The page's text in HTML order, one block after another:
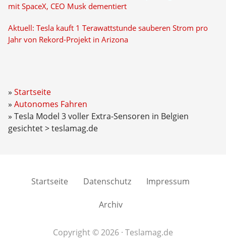
mit SpaceX, CEO Musk dementiert
Aktuell: Tesla kauft 1 Terawattstunde sauberen Strom pro
Jahr von Rekord-Projekt in Arizona
Startseite
Autonomes Fahren
Tesla Model 3 voller Extra-Sensoren in Belgien
gesichtet > teslamag.de
Startseite Datenschutz Impressum
Archiv
Copyright © 2026 · Teslamag.de